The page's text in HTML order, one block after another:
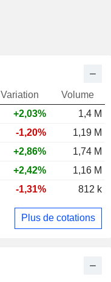
Variation
Volume
+2,03%
1,4 M
-1,20%
1,19 M
+2,86%
1,74 M
+2,42%
1,16 M
-1,31% 812 k
Plus de cotations